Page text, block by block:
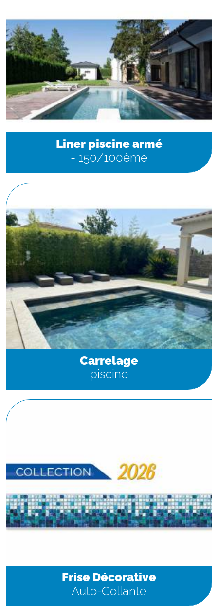
Liner piscine armé
- 150/100ème
Carrelage
piscine
Frise Décorative
Auto-Collante